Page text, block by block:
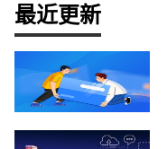
最近更新